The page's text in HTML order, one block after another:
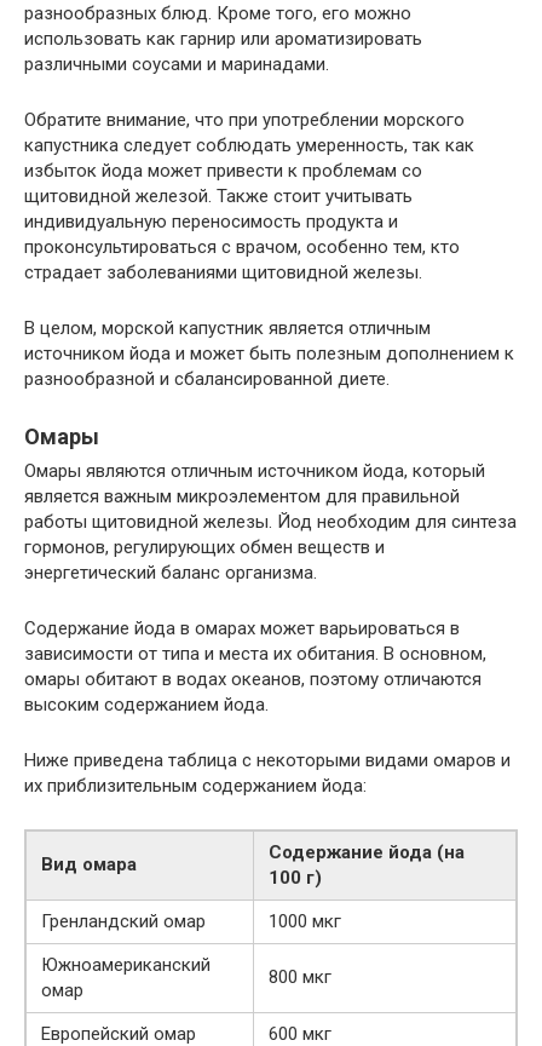
разнообразных блюд. Кроме того, его можно
использовать как гарнир или ароматизировать
различными соусами и маринадами.
Обратите внимание, что при употреблении морского
капустника следует соблюдать умеренность, так как
избыток йода может привести к проблемам со
щитовидной железой. Также стоит учитывать
индивидуальную переносимость продукта и
проконсультироваться с врачом, особенно тем, кто
страдает заболеваниями щитовидной железы.
В целом, морской капустник является отличным
источником йода и может быть полезным дополнением к
разнообразной и сбалансированной диете.
Омары
Омары являются отличным источником йода, который
является важным микроэлементом для правильной
работы щитовидной железы. Йод необходим для синтеза
гормонов, регулирующих обмен веществ и
энергетический баланс организма.
Содержание йода в омарах может варьироваться в
зависимости от типа и места их обитания. В основном,
омары обитают в водах океанов, поэтому отличаются
высоким содержанием йода.
Ниже приведена таблица с некоторыми видами омаров и
их приблизительным содержанием йода:
Вид омара
Содержание йода (на
100 г)
Гренландский омар
1000 мкг
Южноамериканский
омар
800 мкг
Европейский омар
600 мкг